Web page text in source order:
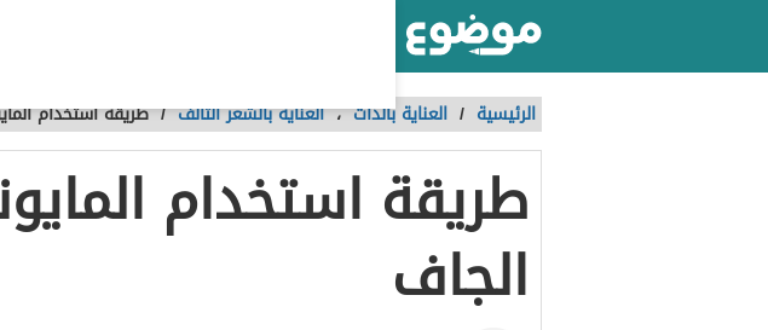
الرئيسية / العناية بالذات،العناية بالشعر التالف /طريقة استخدام
طريقة استخدام
الجاف